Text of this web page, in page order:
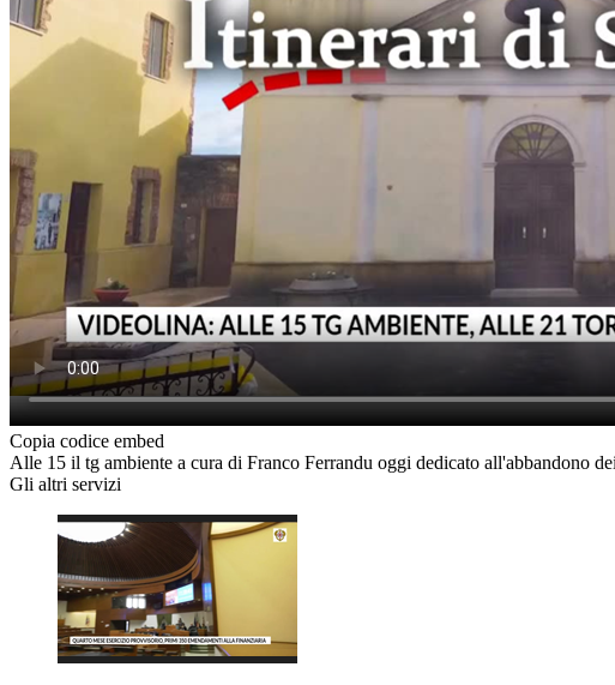
Copia codice embed
Alle 15 il tg ambiente a cura di Franco Ferrandu oggi dedicato all'abbandono
Gli altri servizi